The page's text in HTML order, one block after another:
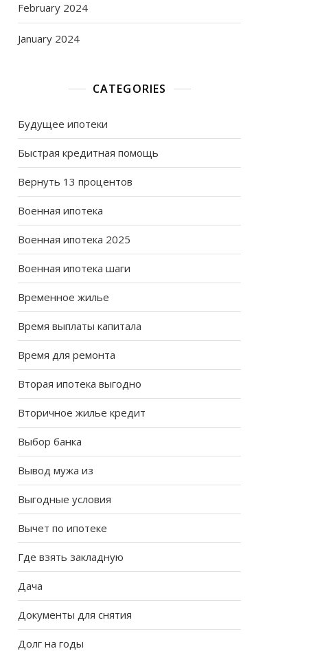
February 2024
January 2024
CATEGORIES
Будущее ипотеки
Быстрая кредитная помощь
Вернуть 13 процентов
Военная ипотека
Военная ипотека 2025
Военная ипотека шаги
Временное жилье
Время выплаты капитала
Время для ремонта
Вторая ипотека выгодно
Вторичное жилье кредит
Выбор банка
Вывод мужа из
Выгодные условия
Вычет по ипотеке
Где взять закладную
Дача
Документы для снятия
Долг на годы